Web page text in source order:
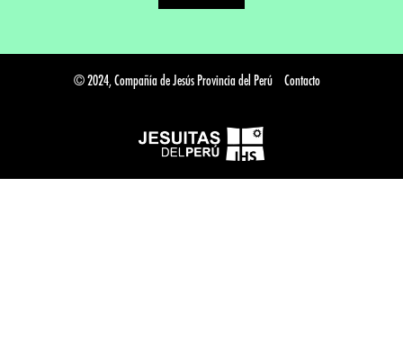
© 2024, Compañía de Jesús Provincia del Perú Contacto